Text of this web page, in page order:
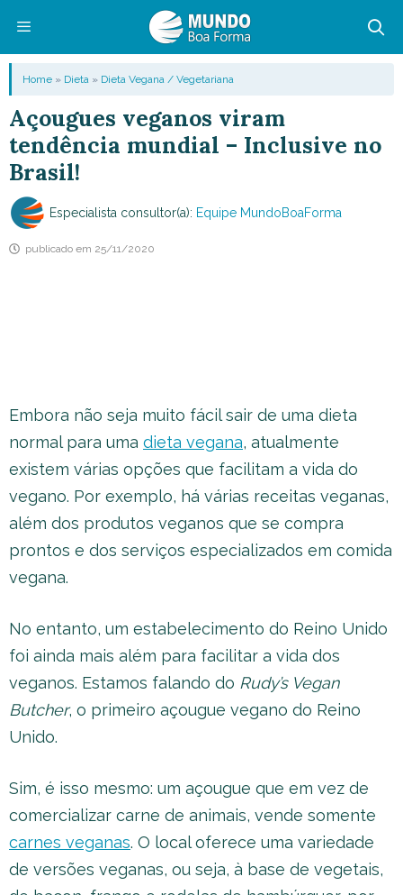
conteúdo
Menu
Home » Dieta » Dieta Vegana / Vegetariana
Açougues veganos viram
tendência mundial – Inclusive no
Brasil!
Especialista consultor(a): Equipe MundoBoaForma
publicado em 25/11/2020
Embora não seja muito fácil sair de uma dieta
normal para uma dieta vegana, atualmente
existem várias opções que facilitam a vida do
vegano. Por exemplo, há várias receitas veganas,
além dos produtos veganos que se compra
prontos e dos serviços especializados em comida
vegana.
No entanto, um estabelecimento do Reino Unido
foi ainda mais além para facilitar a vida dos
veganos. Estamos falando do Rudy’s Vegan
Butcher, o primeiro açougue vegano do Reino
Unido.
Sim, é isso mesmo: um açougue que em vez de
comercializar carne de animais, vende somente
carnes veganas. O local oferece uma variedade
de versões veganas, ou seja, à base de vegetais,